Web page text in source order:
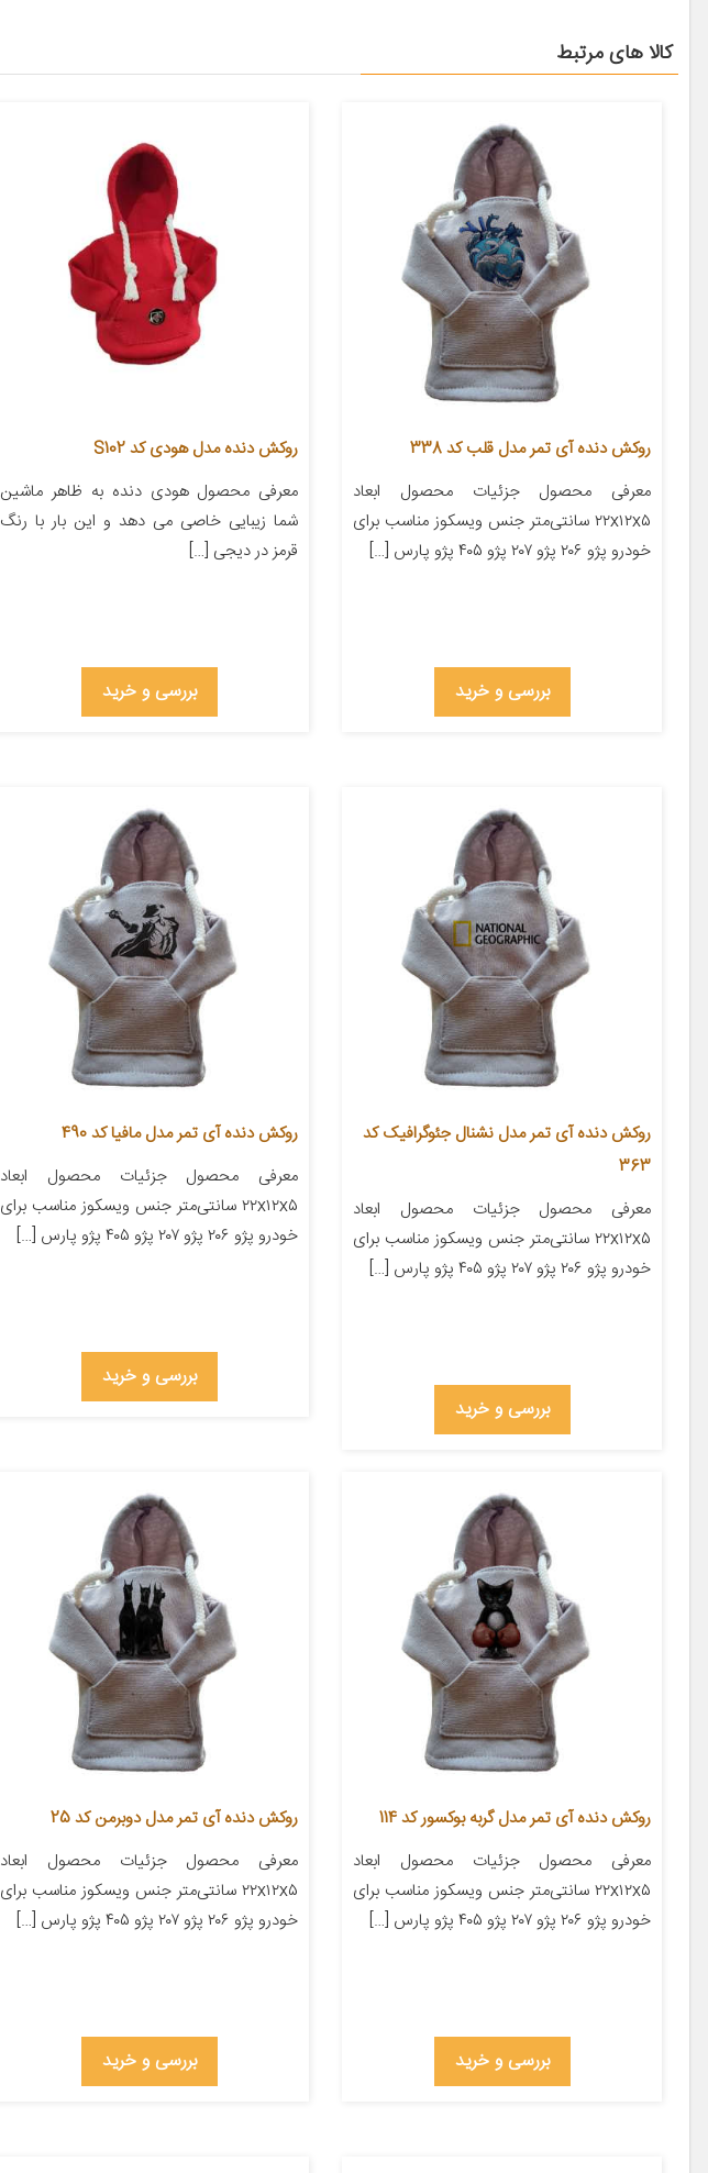
کالا های مرتبط
روکش دنده آی تمر مدل قلب کد 338
معرفی محصول جزئیات محصول ابعاد
۲۲x۱۲x۵ سانتی‌متر جنس ویسکوز مناسب برای
خودرو پژو ۲۰۶ پژو ۲۰۷ پژو ۴۰۵ پژو پارس […]
بررسی و خرید
روکش دنده مدل هودی کد S102
معرفی محصول هودی دنده به ظاهر ماشین
شما زیبایی خاصی می دهد و این بار با رنگ
قرمز در دیجی […]
بررسی و خرید
روکش دنده آی تمر مدل نشنال جئوگرافیک کد
363
معرفی محصول جزئیات محصول ابعاد
۲۲x۱۲x۵ سانتی‌متر جنس ویسکوز مناسب برای
خودرو پژو ۲۰۶ پژو ۲۰۷ پژو ۴۰۵ پژو پارس […]
بررسی و خرید
روکش دنده آی تمر مدل مافیا کد 490
معرفی محصول جزئیات محصول ابعاد
۲۲x۱۲x۵ سانتی‌متر جنس ویسکوز مناسب برای
خودرو پژو ۲۰۶ پژو ۲۰۷ پژو ۴۰۵ پژو پارس […]
بررسی و خرید
روکش دنده آی تمر مدل گربه بوکسور کد 114
معرفی محصول جزئیات محصول ابعاد
۲۲x۱۲x۵ سانتی‌متر جنس ویسکوز مناسب برای
خودرو پژو ۲۰۶ پژو ۲۰۷ پژو ۴۰۵ پژو پارس […]
بررسی و خرید
روکش دنده آی تمر مدل دوبرمن کد 25
معرفی محصول جزئیات محصول ابعاد
۲۲x۱۲x۵ سانتی‌متر جنس ویسکوز مناسب برای
خودرو پژو ۲۰۶ پژو ۲۰۷ پژو ۴۰۵ پژو پارس […]
بررسی و خرید